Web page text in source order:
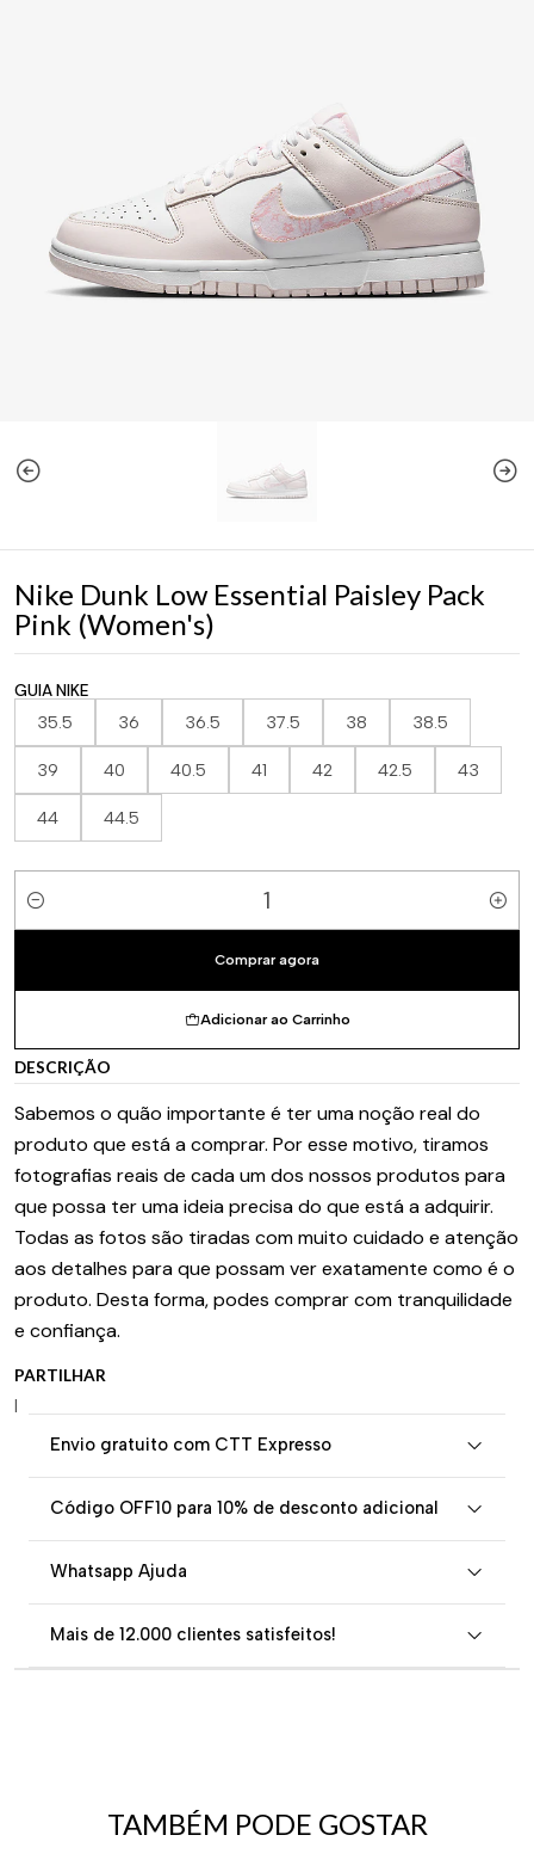
Nike Dunk Low Essential Paisley Pack
Pink (Women's)
GUIA NIKE
35.5 36 36.5 37.5 38 38.5
39 40 40.5 41 42 42.5 43
44 44.5
Quantidade
Adicionar ao Carrinho
Comprar agora
DESCRIÇÃO
Sabemos o quão importante é ter uma noção real do
produto que está a comprar. Por esse motivo, tiramos
fotografias reais de cada um dos nossos produtos para
que possa ter uma ideia precisa do que está a adquirir.
Todas as fotos são tiradas com muito cuidado e atenção
aos detalhes para que possam ver exatamente como é o
produto. Desta forma, podes comprar com tranquilidade
e confiança.
PARTILHAR
|
Envio gratuito com CTT Expresso
Código OFF10 para 10% de desconto adicional
Whatsapp Ajuda
Mais de 12.000 clientes satisfeitos!
TAMBÉM PODE GOSTAR